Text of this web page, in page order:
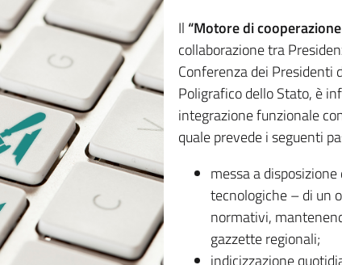
Il “Motore di
collaborazione tra
Conferenza dei Presidenti
Poligrafico dello Stato, è
integrazione funzionale
quale prevede i seguenti
messa a
tecnologiche – di un
normativi,
gazzette regionali;
indicizzazione